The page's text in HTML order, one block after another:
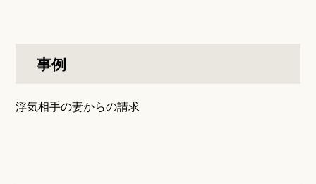
事例
浮気相手の妻からの請求